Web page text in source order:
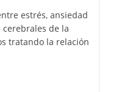
estrés, ansiedad
cerebrales de la
tratando la relación